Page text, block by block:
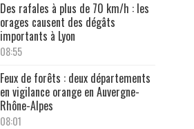
Des rafales à plus de 70 km/h : les
orages causent des dégâts
importants à Lyon
08:55
Feux de forêts : deux départements
en vigilance orange en Auvergne-
Rhône-Alpes
08:01